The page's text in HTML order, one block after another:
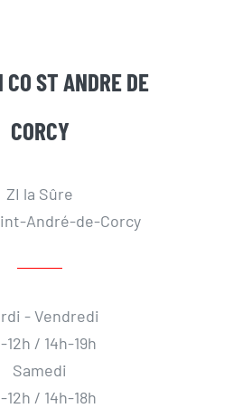
CO ST ANDRE DE
CORCY
ZI la Sûre
André-de-Corcy
- Vendredi
12h / 14h-19h
Samedi
12h / 14h-18h